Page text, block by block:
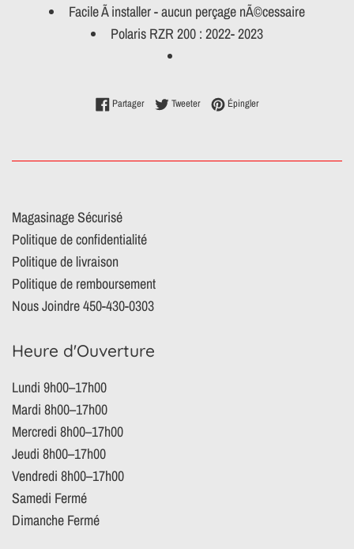
Facile Ã installer - aucun perçage nÃ©cessaire
Polaris RZR 200 : 2022- 2023
PartagerPartager sur Facebook
TweeterTweeter sur Twitter
ÉpinglerÉpingler sur Pinterest
Magasinage Sécurisé
Politique de confidentialité
Politique de livraison
Politique de remboursement
Nous Joindre 450-430-0303
Heure d'Ouverture
Lundi 9h00–17h00
Mardi 8h00–17h00
Mercredi 8h00–17h00
Jeudi 8h00–17h00
Vendredi 8h00–17h00
Samedi Fermé
Dimanche Fermé